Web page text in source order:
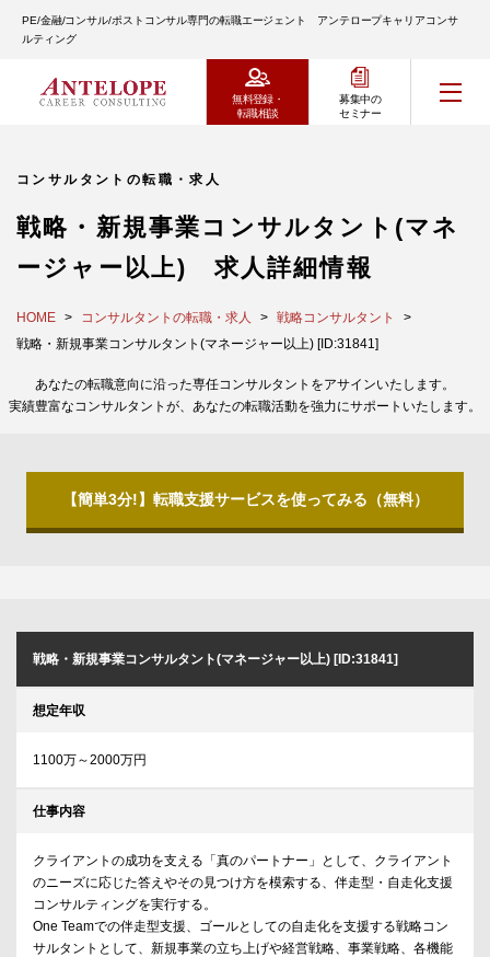
PE/金融/コンサル/ポストコンサル専門の転職エージェント アンテロープキャリアコンサ
ルティング
無料登録・
転職相談
募集中の
セミナー
コンサルタントの転職・求人
戦略・新規事業コンサルタント(マネ
ージャー以上) 求人詳細情報
HOME コンサルタントの転職・求人
戦略コンサルタント
戦略・新規事業コンサルタント(マネージャー以上) [ID:31841]
あなたの転職意向に沿った専任コンサルタントをアサインいたします。
実績豊富なコンサルタントが、あなたの転職活動を強力にサポートいたします。
【簡単3分!】転職支援サービスを使ってみる（無料）
戦略・新規事業コンサルタント(マネージャー以上) [ID:31841]
想定年収
1100万～2000万円
仕事内容
クライアントの成功を支える「真のパートナー」として、クライアント
のニーズに応じた答えやその見つけ方を模索する、伴走型・自走化支援
コンサルティングを実行する。
One Teamでの伴走型支援、ゴールとしての自走化を支援する戦略コン
サルタントとして、新規事業の立ち上げや経営戦略、事業戦略、各機能